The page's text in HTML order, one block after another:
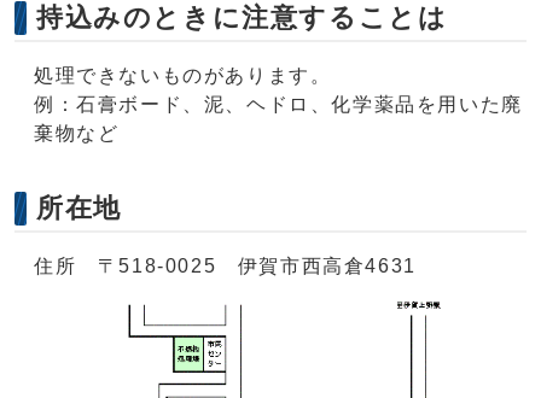
持込みのときに注意することは
処理できないものがあります。
例：石膏ボード、泥、ヘドロ、化学薬品を用いた廃
棄物など
所在地
住所 〒518-0025 伊賀市西高倉4631